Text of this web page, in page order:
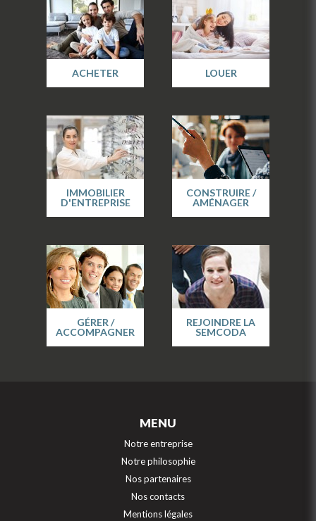
ACHETER LOUER
IMMOBILIER
D'ENTREPRISE
CONSTRUIRE /
AMÉNAGER
GÉRER /
ACCOMPAGNER
REJOINDRE LA
SEMCODA
MENU
Notre entreprise
Notre philosophie
Nos partenaires
Nos contacts
Mentions légales